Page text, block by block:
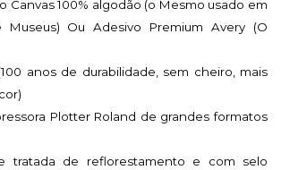
Canvas 100% algodão (o Mesmo usado em
Ou Adesivo Premium Avery (O
anos de durabilidade, sem cheiro, mais
Plotter Roland de grandes formatos
tratada de reflorestamento e com selo